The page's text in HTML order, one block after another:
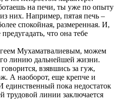
на печи, ты уже по опыту
них. Например, пятая печь –
спокойная, размеренная. И,
что она тебе
Мухаматвалиевым, можем
линию дальнейшей жизни.
взявшись за гуж,
А наоборот, еще крепче и
единственный пока недостаток
трудовой линии заключается